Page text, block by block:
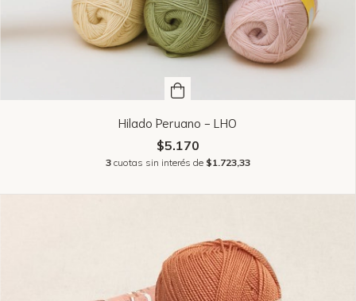
Hilado Peruano - LHO
$5.170
3 cuotas sin interés de $1.723,33